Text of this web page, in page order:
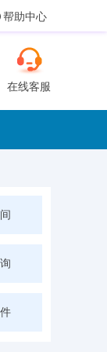
帮助中心
在线客服